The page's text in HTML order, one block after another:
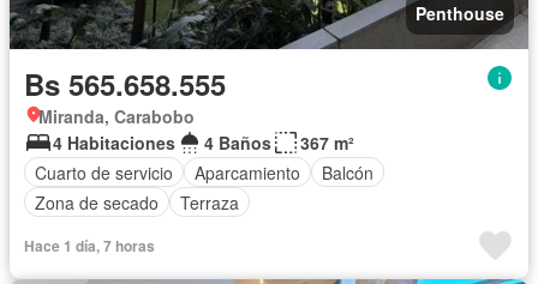
Penthouse
Bs 565.658.555
Miranda, Carabobo
4 Habitaciones
4 Baños
367 m²
Cuarto de servicio
Aparcamiento
Balcón
Zona de secado
Terraza
Hace 1 día, 7 horas